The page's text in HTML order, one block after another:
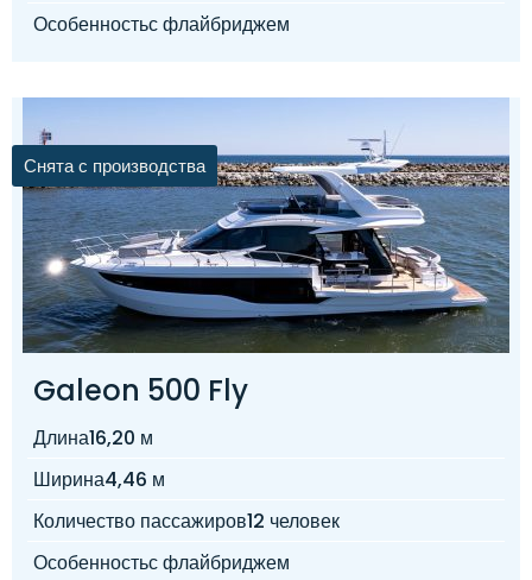
Особенностьс флайбриджем
Снята с производства
Galeon 500 Fly
Длина16,20 м
Ширина4,46 м
Количество пассажиров12 человек
Особенностьс флайбриджем